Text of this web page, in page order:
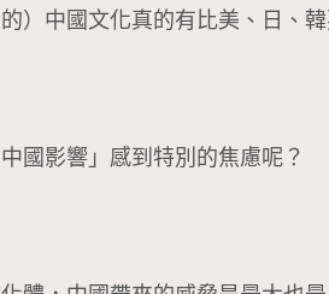
）中國文化真的有比美、日、
國影響」感到特別的焦慮呢？